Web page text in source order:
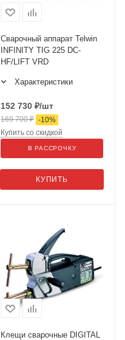
Сварочный аппарат Telwin
INFINITY TIG 225 DC-
HF/LIFT VRD
Характеристики
152 730 ₽/шт
169 700₽ -10%
КУПИТЬ
Купить со скидкой
В РАССРОЧКУ
Клещи сварочные DIGITAL